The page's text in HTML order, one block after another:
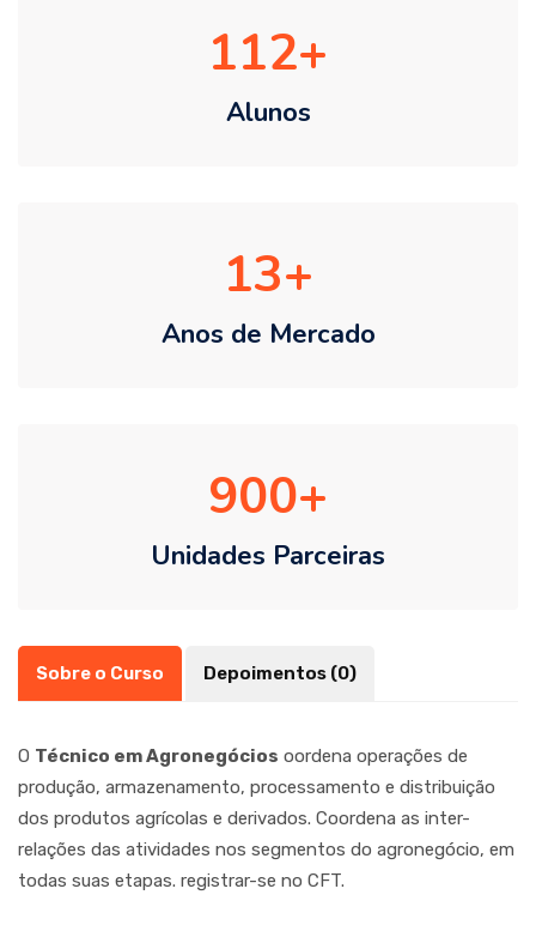
112
Alunos
13
Anos de Mercado
900
Unidades Parceiras
Sobre o Curso Depoimentos (0)
O Técnico em Agronegócios oordena operações de
produção, armazenamento, processamento e distribuição
dos produtos agrícolas e derivados. Coordena as inter-
relações das atividades nos segmentos do agronegócio, em
todas suas etapas. registrar-se no CFT.